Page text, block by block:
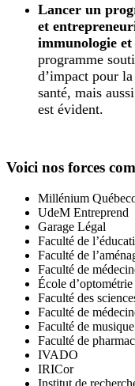
Lancer un
et
immunologie
programme
d’impact pour
santé, mais
est évident.
Voici nos forces
Millénium
UdeM Entreprend
Garage Légal
Faculté de
Faculté de
Faculté de
École d’optométrie
Faculté des
Faculté de
Faculté de musique
Faculté de
IVADO
IRICor
Institut de